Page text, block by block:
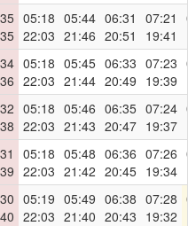
05:18
22:03
05:44
21:46
06:31
20:51
07:21
19:41
05:18
22:03
05:45
21:44
06:33
20:49
07:23
19:39
05:18
22:03
05:46
21:43
06:35
20:47
07:24
19:37
05:18
22:03
05:48
21:42
06:36
20:45
07:26
19:34
05:19
22:03
05:49
21:40
06:38
20:43
07:28
19:32